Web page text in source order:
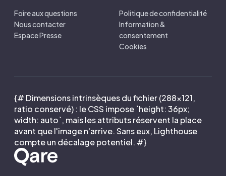
Foire aux questions
Nous contacter
Espace Presse
Politique de confidentialité
Information &
consentement
Cookies
{# Dimensions intrinsèques du fichier (288×121,
ratio conservé) : le CSS impose `height: 36px;
width: auto`, mais les attributs réservent la place
avant que l'image n'arrive. Sans eux, Lighthouse
compte un décalage potentiel. #}